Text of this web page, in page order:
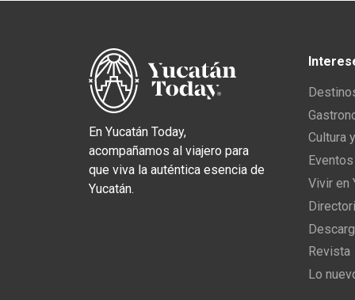
En Yucatán Today,
acompañamos al viajero para
que viva la auténtica esencia de
Yucatán.
Cultura
Vivir en
Revista
Lo